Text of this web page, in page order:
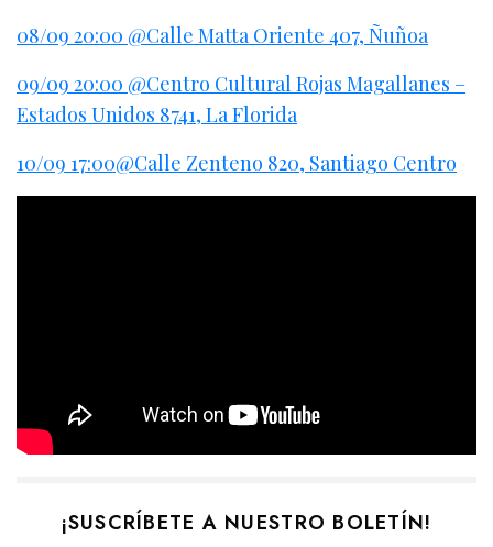
08/09 20:00 @Calle Matta Oriente 407, Ñuñoa
09/09 20:00 @Centro Cultural Rojas Magallanes –
Estados Unidos 8741, La Florida
10/09 17:00@Calle Zenteno 820, Santiago Centro
¡SUSCRÍBETE A NUESTRO BOLETÍN!